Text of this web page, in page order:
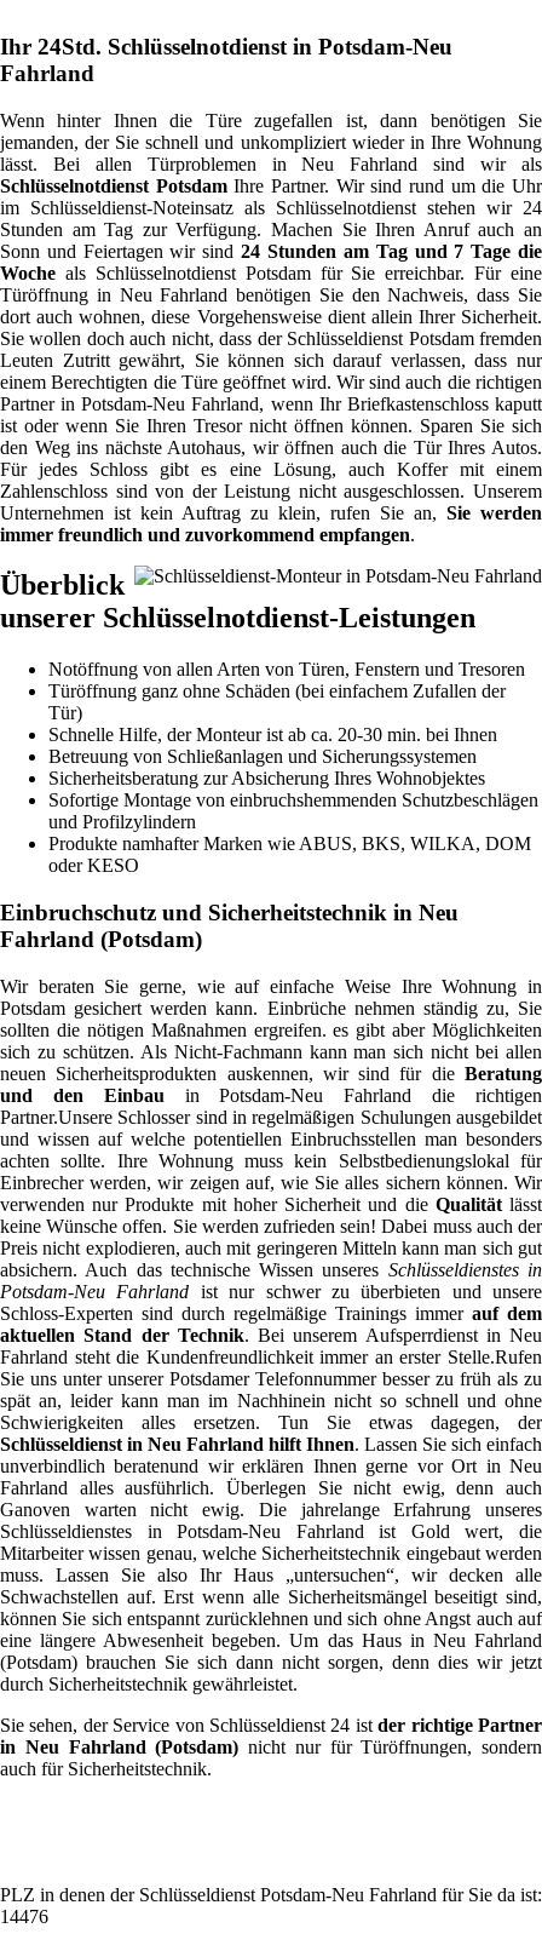
Ihr 24Std. Schlüsselnotdienst in Potsdam-Neu
Fahrland
Wenn hinter Ihnen die Türe zugefallen ist, dann benötigen Sie
jemanden, der Sie schnell und unkompliziert wieder in Ihre Wohnung
lässt. Bei allen Türproblemen in Neu Fahrland sind wir als
Schlüsselnotdienst PotsdamIhre Partner. Wir sind rund um die Uhr
im Schlüsseldienst-Noteinsatz als Schlüsselnotdienst stehen wir 24
Stunden am Tag zur Verfügung. Machen Sie Ihren Anruf auch an
Sonn und Feiertagen wir sind24 Stunden am Tag und 7 Tage die
Woche als Schlüsselnotdienst Potsdam für Sie erreichbar. Für eine
Türöffnung in Neu Fahrland benötigen Sie den Nachweis, dass Sie
dort auch wohnen, diese Vorgehensweise dient allein Ihrer Sicherheit.
Sie wollen doch auch nicht, dass der Schlüsseldienst Potsdam fremden
Leuten Zutritt gewährt, Sie können sich darauf verlassen, dass nur
einem Berechtigten die Türe geöffnet wird. Wir sind auch die richtigen
Partner in Potsdam-Neu Fahrland, wenn Ihr Briefkastenschloss kaputt
ist oder wenn Sie Ihren Tresor nicht öffnen können. Sparen Sie sich
den Weg ins nächste Autohaus, wir öffnen auch die Tür Ihres Autos.
Für jedes Schloss gibt es eine Lösung, auch Koffer mit einem
Zahlenschloss sind von der Leistung nicht ausgeschlossen. Unserem
Unternehmen ist kein Auftrag zu klein, rufen Sie an, Sie werden
immer freundlich und zuvorkommend empfangen.
Überblick
unserer Schlüsselnotdienst-Leistungen
Notöffnung von allen Arten von Türen, Fenstern und Tresoren
Türöffnung ganz ohne Schäden (bei einfachem Zufallen der
Tür)
Schnelle Hilfe, der Monteur ist ab ca. 20-30 min. bei Ihnen
Betreuung von Schließanlagen und Sicherungssystemen
Sicherheitsberatung zur Absicherung Ihres Wohnobjektes
Sofortige Montage von einbruchshemmenden Schutzbeschlägen
und Profilzylindern
Produkte namhafter Marken wie ABUS, BKS, WILKA, DOM
oder KESO
Einbruchschutz und Sicherheitstechnik in Neu
Fahrland (Potsdam)
Wir beraten Sie gerne, wie auf einfache Weise Ihre Wohnung in
Potsdam gesichert werden kann. Einbrüche nehmen ständig zu, Sie
sollten die nötigen Maßnahmen ergreifen. es gibt aber Möglichkeiten
sich zu schützen. Als Nicht-Fachmann kann man sich nicht bei allen
neuen Sicherheitsprodukten auskennen, wir sind für die Beratung
und den Einbau in Potsdam-Neu Fahrland die richtigen
Partner.Unsere Schlosser sind in regelmäßigen Schulungen ausgebildet
und wissen auf welche potentiellen Einbruchsstellen man besonders
achten sollte. Ihre Wohnung muss kein Selbstbedienungslokal für
Einbrecher werden, wir zeigen auf, wie Sie alles sichern können. Wir
verwenden nur Produkte mit hoher Sicherheit und die Qualitätlässt
keine Wünsche offen. Sie werden zufrieden sein! Dabei muss auch der
Preis nicht explodieren, auch mit geringeren Mitteln kann man sich gut
absichern. Auch das technische Wissen unseres Schlüsseldienstes in
Potsdam-Neu Fahrland ist nur schwer zu überbieten und unsere
Schloss-Experten sind durch regelmäßige Trainings immer auf dem
aktuellen Stand der Technik. Bei unserem Aufsperrdienst in Neu
Fahrland steht die Kundenfreundlichkeit immer an erster Stelle.Rufen
Sie uns unter unserer Potsdamer Telefonnummer besser zu früh als zu
spät an, leider kann man im Nachhinein nicht so schnell und ohne
Schwierigkeiten alles ersetzen. Tun Sie etwas dagegen, der
Schlüsseldienst in Neu Fahrland hilft Ihnen. Lassen Sie sich einfach
unverbindlich beratenund wir erklären Ihnen gerne vor Ort in Neu
Fahrland alles ausführlich. Überlegen Sie nicht ewig, denn auch
Ganoven warten nicht ewig. Die jahrelange Erfahrung unseres
Schlüsseldienstes in Potsdam-Neu Fahrland ist Gold wert, die
Mitarbeiter wissen genau, welche Sicherheitstechnik eingebaut werden
muss. Lassen Sie also Ihr Haus „untersuchen“, wir decken alle
Schwachstellen auf. Erst wenn alle Sicherheitsmängel beseitigt sind,
können Sie sich entspannt zurücklehnen und sich ohne Angst auch auf
eine längere Abwesenheit begeben. Um das Haus in Neu Fahrland
(Potsdam) brauchen Sie sich dann nicht sorgen, denn dies wir jetzt
durch Sicherheitstechnik gewährleistet.
Sie sehen, der Service von Schlüsseldienst 24 istder richtige Partner
in Neu Fahrland (Potsdam) nicht nur für Türöffnungen, sondern
auch für Sicherheitstechnik.
PLZ in denen der Schlüsseldienst Potsdam-Neu Fahrland für Sie da ist:
14476